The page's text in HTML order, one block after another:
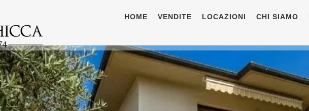
HOME VENDITE LOCAZIONI CHI SIAMO